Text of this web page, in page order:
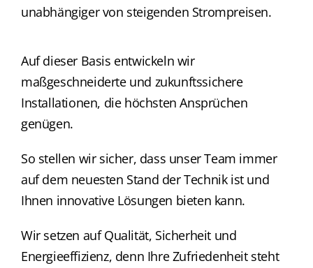
unabhängiger von steigenden Strompreisen.
Auf dieser Basis entwickeln wir
maßgeschneiderte und zukunftssichere
Installationen, die höchsten Ansprüchen
genügen.
So stellen wir sicher, dass unser Team immer
auf dem neuesten Stand der Technik ist und
Ihnen innovative Lösungen bieten kann.
Wir setzen auf Qualität, Sicherheit und
Energieeffizienz, denn Ihre Zufriedenheit steht